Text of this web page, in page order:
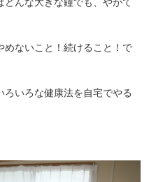
めないこと！続けること！で
いろな健康法を自宅でやる